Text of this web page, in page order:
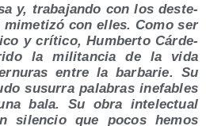
y, tra­ba­jan­do con los des­te­
con elles. Como ser
y crí­ti­co, Hum­ber­to Cár­de­
la mili­tan­cia de la vida
entre la bar­ba­rie. Su
susu­rra pala­bras inefa­bles
bala. Su obra inte­lec­tual
silen­cio que pocos hemos